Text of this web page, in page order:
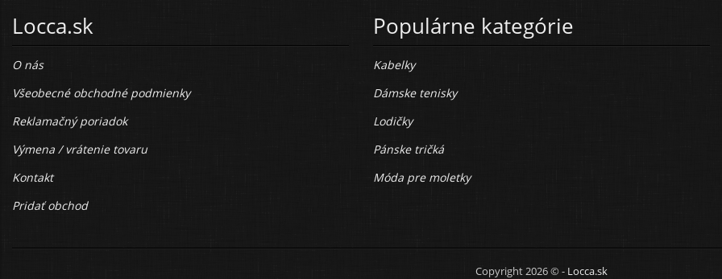
Locca.sk
O nás
Všeobecné obchodné podmienky
Reklamačný poriadok
Výmena / vrátenie tovaru
Kontakt
Pridať obchod
Populárne kategórie
Kabelky
Dámske tenisky
Lodičky
Pánske tričká
Móda pre moletky
Copyright 2026 © - Locca.sk